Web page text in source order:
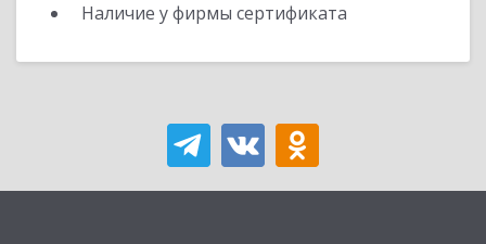
Наличие у фирмы сертификата